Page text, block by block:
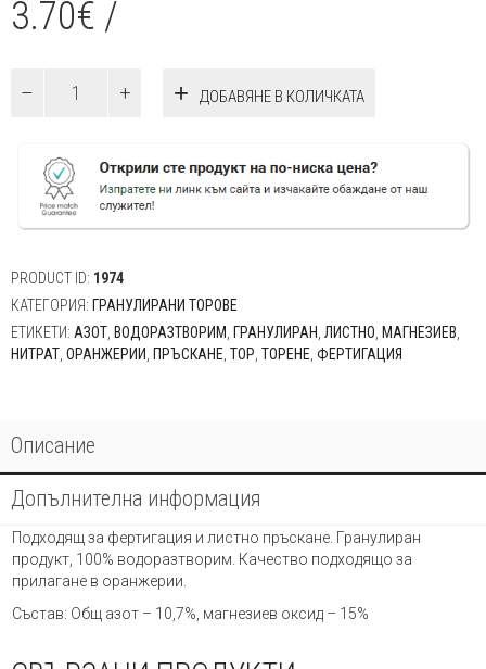
3.70€ /
ДОБАВЯНЕ В КОЛИЧКАТА
PRODUCT ID: 1974
КАТЕГОРИЯ: ГРАНУЛИРАНИ ТОРОВЕ
ЕТИКЕТИ: АЗОТ ВОДОРАЗТВОРИМ ГРАНУЛИРАН ЛИСТНО МАГНЕЗИЕВ
НИТРАТ ОРАНЖЕРИИ ПРЪСКАНЕ ТОР ТОРЕНЕ ФЕРТИГАЦИЯ
Описание
Допълнителна информация
Подходящ за фертигация и листно пръскане. Гранулиран
продукт, 100% водоразтворим. Качество подходящо за
прилагане в оранжерии.
Състав: Общ азот – 10,7%, магнезиев оксид – 15%